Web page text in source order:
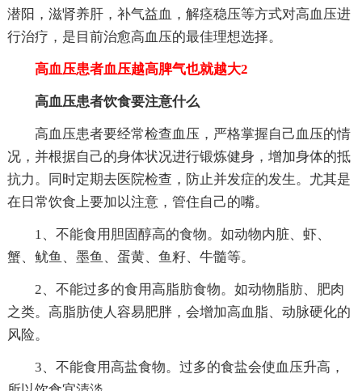
潜阳，滋肾养肝，补气益血，解痉稳压等方式对高血压进
行治疗，是目前治愈高血压的最佳理想选择。
高血压患者血压越高脾气也就越大2
高血压患者饮食要注意什么
高血压患者要经常检查血压，严格掌握自己血压的情
况，并根据自己的身体状况进行锻炼健身，增加身体的抵
抗力。同时定期去医院检查，防止并发症的发生。尤其是
在日常饮食上要加以注意，管住自己的嘴。
1、不能食用胆固醇高的食物。如动物内脏、虾、
蟹、鱿鱼、墨鱼、蛋黄、鱼籽、牛髓等。
2、不能过多的食用高脂肪食物。如动物脂肪、肥肉
之类。高脂肪使人容易肥胖，会增加高血脂、动脉硬化的
风险。
3、不能食用高盐食物。过多的食盐会使血压升高，